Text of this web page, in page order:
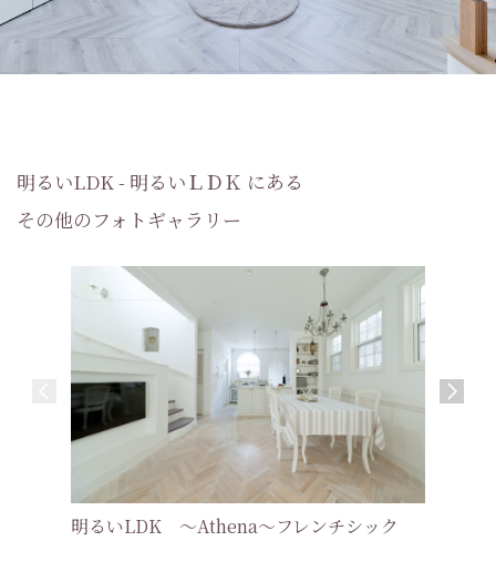
明るいLDK - 明るいＬＤＫ にある
その他のフォトギャラリー
明るいLDK ～Athena～フレンチシック